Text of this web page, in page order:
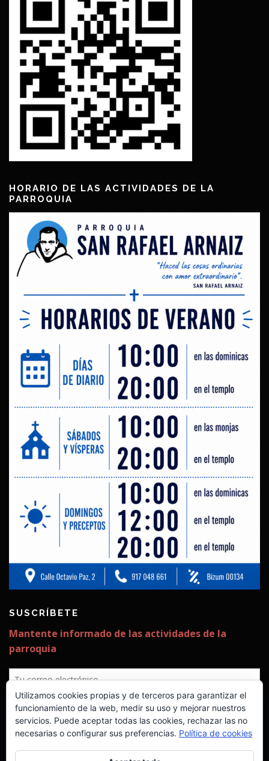
HORARIO DE LAS ACTIVIDADES DE LA
PARROQUIA
SUSCRÍBETE
¡Estamos construyendo ya la
segunda fase!
para poder costearla.
Utilizamos cookies propias y de terceros para garantizar el
funcionamiento de la web, medir su uso y mejorar nuestros
servicios. Puede aceptar todas las cookies, rechazar las no
necesarias o configurar sus preferencias. Política de cookies